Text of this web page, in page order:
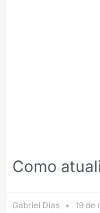
Como
Gabriel Dias 19 de